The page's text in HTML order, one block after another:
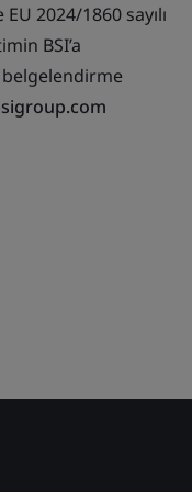
2024/1860 sayılı
BSI’a